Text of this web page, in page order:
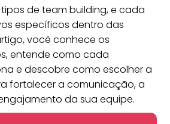
tipos de team building, e cada
específicos dentro das
você conhece os
entende como cada
e descobre como escolher a
fortalecer a comunicação, a
da sua equipe.